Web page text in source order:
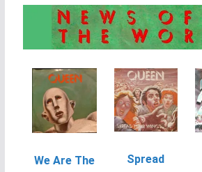
We Are The
Spread